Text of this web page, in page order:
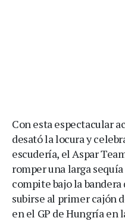
Con esta espectacular
desató la locura y
escudería, el Aspar
romper una larga
compite bajo la
subirse al primer cajón
en el GP de Hungría en